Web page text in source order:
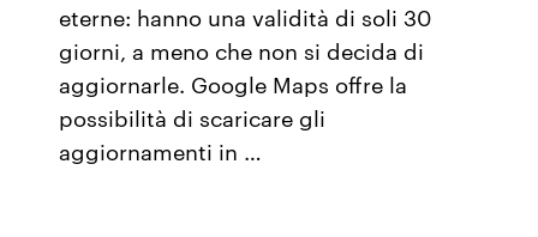
eterne: hanno una validità di soli 30
giorni, a meno che non si decida di
aggiornarle. Google Maps offre la
possibilità di scaricare gli
aggiornamenti in …